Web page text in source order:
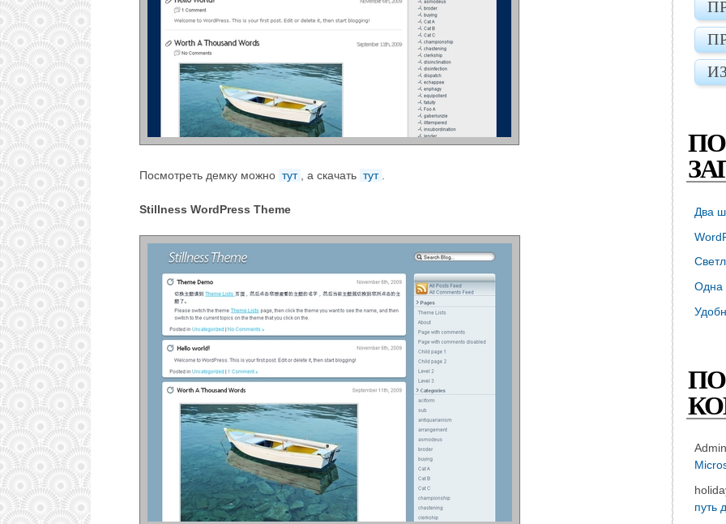
Посмотреть демку можно тут , а скачать тут
Stillness WordPress Theme
Два
Одна
Admin
путь